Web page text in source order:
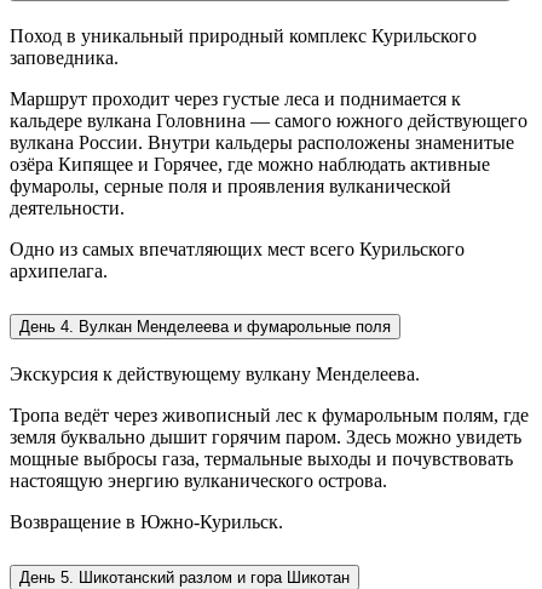
Поход в уникальный природный комплекс Курильского
заповедника.
Маршрут проходит через густые леса и поднимается к
кальдере вулкана Головнина — самого южного действующего
вулкана России. Внутри кальдеры расположены знаменитые
озёра Кипящее и Горячее, где можно наблюдать активные
фумаролы, серные поля и проявления вулканической
деятельности.
Одно из самых впечатляющих мест всего Курильского
архипелага.
День 4. Вулкан Менделеева и фумарольные поля
Экскурсия к действующему вулкану Менделеева.
Тропа ведёт через живописный лес к фумарольным полям, где
земля буквально дышит горячим паром. Здесь можно увидеть
мощные выбросы газа, термальные выходы и почувствовать
настоящую энергию вулканического острова.
Возвращение в Южно-Курильск.
День 5. Шикотанский разлом и гора Шикотан